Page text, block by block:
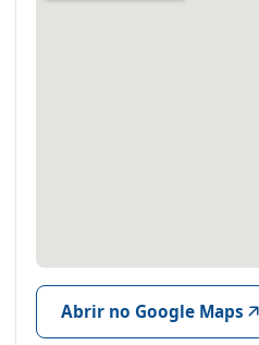
Abrir no Google Maps